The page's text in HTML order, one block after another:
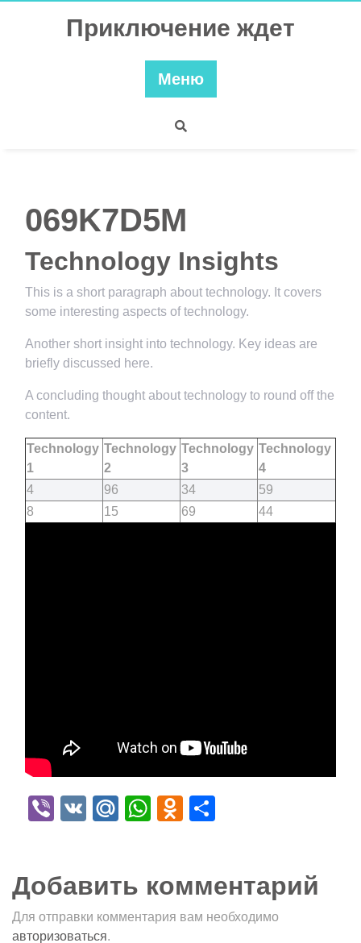
Приключение ждет
Меню
069K7D5M
Technology Insights
This is a short paragraph about technology. It covers
some interesting aspects of technology.
Another short insight into technology. Key ideas are
briefly discussed here.
A concluding thought about technology to round off the
content.
Technology
1
Technology
2
Technology
3
Technology
4
4
96 34
59
8
15 69 44
Viber
VK Mail.Ru
WhatsApp
Odnoklassniki
Добавить комментарий
Для отправки комментария вам необходимо
авторизоваться.